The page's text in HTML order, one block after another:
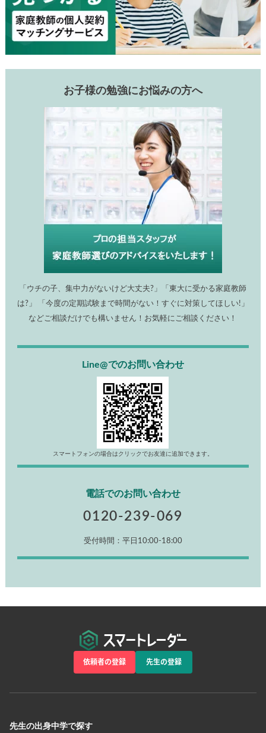
お子様の勉強にお悩みの方へ
「ウチの子、集中力がないけど大丈夫?」「東大に受かる家庭教師
は?」 「今度の定期試験まで時間がない！すぐに対策してほしい!」
などご相談だけでも構いません！お気軽にご相談ください！
Line@でのお問い合わせ
スマートフォンの場合はクリックでお友達に追加できます。
電話でのお問い合わせ
0120-239-069
受付時間：平日10:00-18:00
依頼者の登録 先生の登録
先生の出身中学で探す